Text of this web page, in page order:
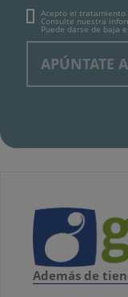
Acepto el tratamiento
Consulte nuestra
Puede darse de baja
Además de